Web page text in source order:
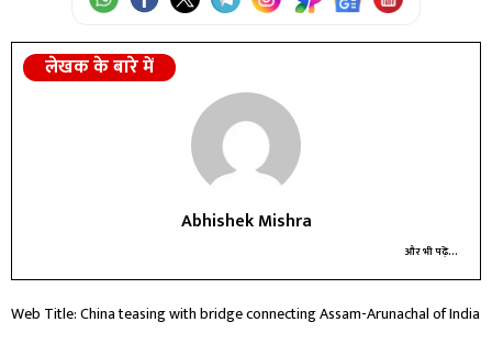
लेखक के बारे में
Abhishek Mishra
और भी पढ़ें...
Web Title: China teasing with bridge connecting Assam-Arunachal of India